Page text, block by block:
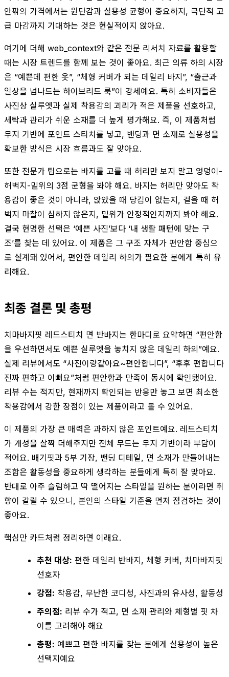
안팎의 가격에서는 원단감과 실용성 균형이 중요하지, 극단적 고
급 마감까지 기대하는 것은 현실적이지 않아요.
여기에 더해 web_context와 같은 전문 리서치 자료를 활용할
때는 시장 트렌드를 함께 보는 것이 좋아요. 최근 의류 하의 시장
은 “예쁜데 편한 옷”, “체형 커버가 되는 데일리 바지”, “출근과
일상을 넘나드는 하이브리드 룩”이 강세예요. 특히 소비자들은
사진상 실루엣과 실제 착용감의 괴리가 적은 제품을 선호하고,
세탁과 관리가 쉬운 소재를 더 높게 평가해요. 즉, 이 제품처럼
무지 기반에 포인트 스티치를 넣고, 밴딩과 면 소재로 실용성을
확보한 방식은 시장 흐름과도 잘 맞아요.
또한 전문가 팁으로는 바지를 고를 때 허리만 보지 말고 엉덩이-
허벅지-밑위의 3점 균형을 봐야 해요. 바지는 허리만 맞아도 착
용감이 좋은 것이 아니라, 앉았을 때 당김이 없는지, 걸을 때 허
벅지 마찰이 심하지 않은지, 밑위가 안정적인지까지 봐야 해요.
결국 현명한 선택은 ‘예쁜 사진’보다 ‘내 생활 패턴에 맞는 구
조’를 찾는 데 있어요. 이 제품은 그 구조 자체가 편안함 중심으
로 설계돼 있어서, 편안한 데일리 하의가 필요한 분에게 특히 유
리해요.
최종 결론 및 총평
치마바지핏 레드스티치 면 반바지는 한마디로 요약하면 “편안함
을 우선하면서도 예쁜 실루엣을 놓치지 않은 데일리 하의”예요.
실제 리뷰에서도 “사진이랑같아요~편안합니다”, “후후 편합니다
진짜 편하고 이뻐요”처럼 편안함과 만족이 동시에 확인됐어요.
리뷰 수는 적지만, 현재까지 확인되는 반응만 놓고 보면 최소한
착용감에서 강한 장점이 있는 제품이라고 볼 수 있어요.
이 제품의 가장 큰 매력은 과하지 않은 포인트예요. 레드스티치
가 개성을 살짝 더해주지만 전체 무드는 무지 기반이라 부담이
적어요. 배기핏과 5부 기장, 밴딩 디테일, 면 소재가 만들어내는
조합은 활동성을 중요하게 생각하는 분들에게 특히 잘 맞아요.
반대로 아주 슬림하고 딱 떨어지는 스타일을 원하는 분이라면 취
향이 갈릴 수 있으니, 본인의 스타일 기준을 먼저 점검하는 것이
좋아요.
핵심만 카드처럼 정리하면 이래요.
추천 대상: 편한 데일리 반바지, 체형 커버, 치마바지핏
선호자
강점: 착용감, 무난한 코디성, 사진과의 유사성, 활동성
주의점: 리뷰 수가 적고, 면 소재 관리와 체형별 핏 차
이를 고려해야 해요
총평: 예쁘고 편한 바지를 찾는 분에게 실용성이 높은
선택지예요